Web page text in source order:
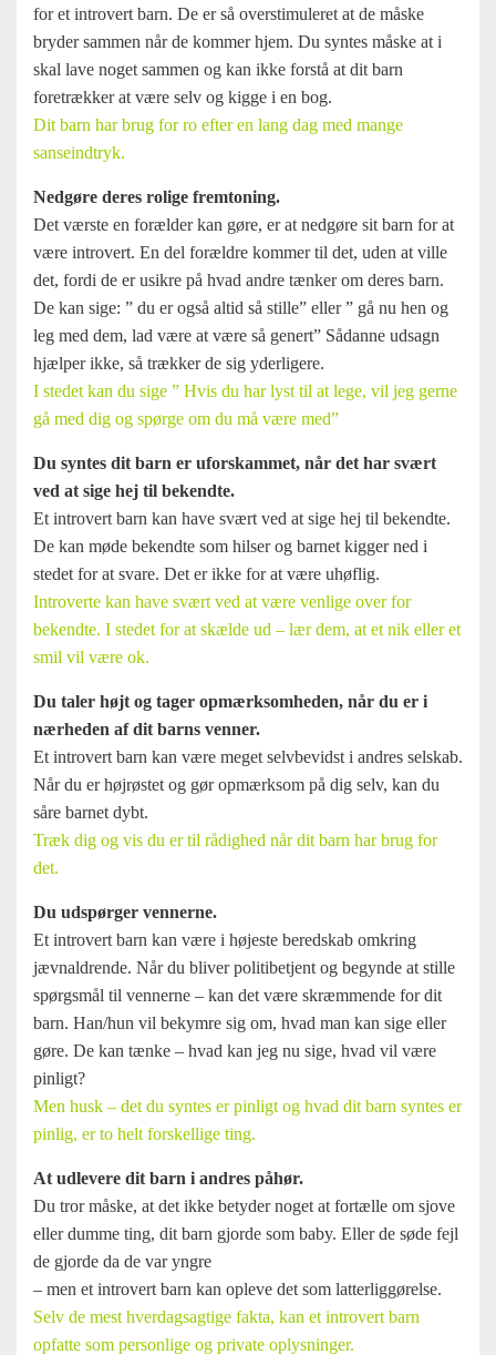
for et introvert barn. De er så overstimuleret at de måske
bryder sammen når de kommer hjem. Du syntes måske at i
skal lave noget sammen og kan ikke forstå at dit barn
foretrækker at være selv og kigge i en bog.
Dit barn har brug for ro efter en lang dag med mange
sanseindtryk.
Nedgøre deres rolige fremtoning.
Det værste en forælder kan gøre, er at nedgøre sit barn for at
være introvert. En del forældre kommer til det, uden at ville
det, fordi de er usikre på hvad andre tænker om deres barn.
De kan sige: ” du er også altid så stille” eller ” gå nu hen og
leg med dem, lad være at være så genert” Sådanne udsagn
hjælper ikke, så trækker de sig yderligere.
I stedet kan du sige ” Hvis du har lyst til at lege, vil jeg gerne
gå med dig og spørge om du må være med”
Du syntes dit barn er uforskammet, når det har svært
ved at sige hej til bekendte.
Et introvert barn kan have svært ved at sige hej til bekendte.
De kan møde bekendte som hilser og barnet kigger ned i
stedet for at svare. Det er ikke for at være uhøflig.
Introverte kan have svært ved at være venlige over for
bekendte. I stedet for at skælde ud – lær dem, at et nik eller et
smil vil være ok.
Du taler højt og tager opmærksomheden, når du er i
nærheden af dit barns venner.
Et introvert barn kan være meget selvbevidst i andres selskab.
Når du er højrøstet og gør opmærksom på dig selv, kan du
såre barnet dybt.
Træk dig og vis du er til rådighed når dit barn har brug for
det.
Du udspørger vennerne.
Et introvert barn kan være i højeste beredskab omkring
jævnaldrende. Når du bliver politibetjent og begynde at stille
spørgsmål til vennerne – kan det være skræmmende for dit
barn. Han/hun vil bekymre sig om, hvad man kan sige eller
gøre. De kan tænke – hvad kan jeg nu sige, hvad vil være
pinligt?
Men husk – det du syntes er pinligt og hvad dit barn syntes er
pinlig, er to helt forskellige ting.
At udlevere dit barn i andres påhør.
Du tror måske, at det ikke betyder noget at fortælle om sjove
eller dumme ting, dit barn gjorde som baby. Eller de søde fejl
de gjorde da de var yngre
– men et introvert barn kan opleve det som latterliggørelse.
Selv de mest hverdagsagtige fakta, kan et introvert barn
opfatte som personlige og private oplysninger.